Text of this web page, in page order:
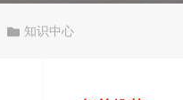
知识中心